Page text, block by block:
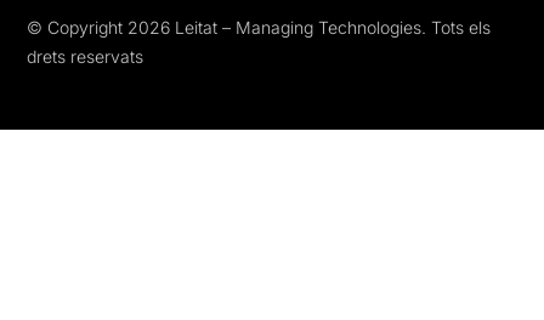
© Copyright 2026 Leitat – Managing Technologies. Tots els
drets reservats